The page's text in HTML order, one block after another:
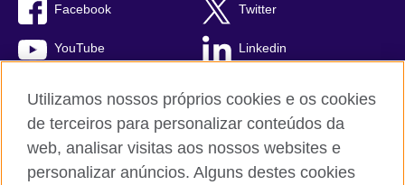
Facebook Twitter
YouTube Linkedin
British Council global
Utilizamos nossos próprios cookies e os cookies
de terceiros para personalizar conteúdos da
web, analisar visitas aos nossos websites e
personalizar anúncios. Alguns destes cookies